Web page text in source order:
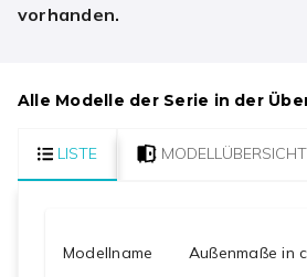
vorhanden.
Alle Modelle der Serie in der
LISTE MODELLÜBERSICHT
Modellname Außenmaße in